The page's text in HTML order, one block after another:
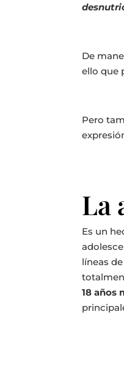
De
ello que
Pero
La
Es un
líneas
18 años